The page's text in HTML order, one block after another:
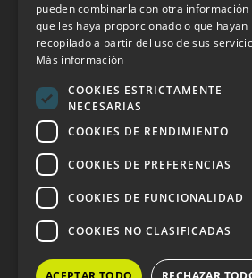
Política de Privacidad
Política de Cookies
Política de calidad y seguridad de la
Contacto
DOSSIER Y CONTRATACIÓN
Dossier 2026 (ES)
Dossier 2026 (EN)
pueden combinarla con otra información
que les haya proporcionado o que hayan
recopilado a partir del uso de sus
Más información
COOKIES ESTRICTAMENTE
NECESARIAS
COOKIES DE RENDIMIENTO
COOKIES DE PREFERENCIAS
COOKIES DE FUNCIONALIDAD
COOKIES NO CLASIFICADAS